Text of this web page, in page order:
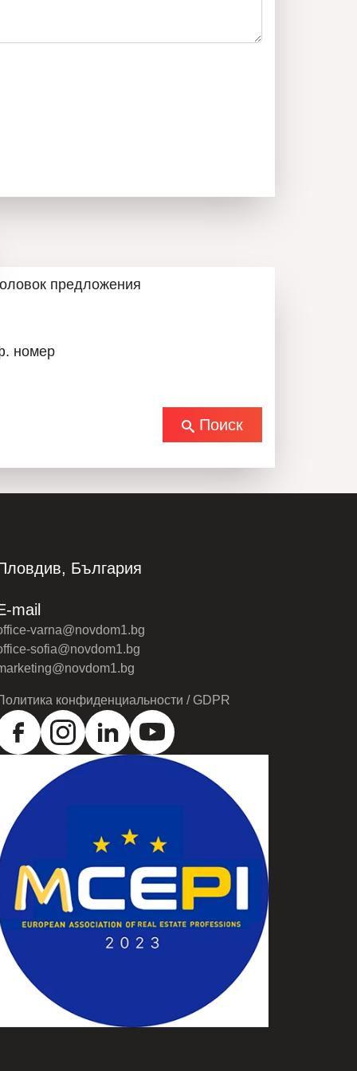
предложения
номер
Поиск
България
mail
varna@novdom1.bg
sofia@novdom1.bg
конфиденциальности / GDPR